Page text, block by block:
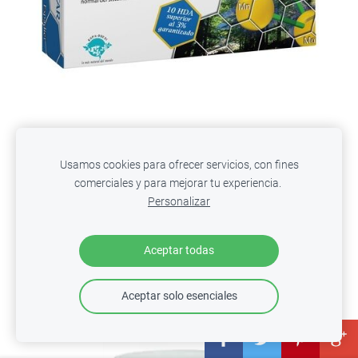
INMUNE-STAR Jalea Real Forte con
Reishi,Shiitake,Maitake,Equinacea...20 viales
€30.00€24.99
Usamos cookies para ofrecer servicios, con fines
comerciales y para mejorar tu experiencia.
Personalizar
Aceptar todas
Aceptar solo esenciales